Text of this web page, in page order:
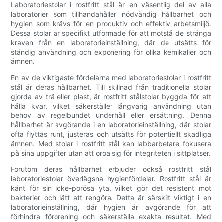
Laboratoriestolar i rostfritt stål är en väsentlig del av alla
laboratorier som tillhandahåller nödvändig hållbarhet och
hygien som krävs för en produktiv och effektiv arbetsmiljö.
Dessa stolar är specifikt utformade för att motstå de stränga
kraven från en laboratorieinställning, där de utsätts för
ständig användning och exponering för olika kemikalier och
ämnen.
En av de viktigaste fördelarna med laboratoriestolar i rostfritt
stål är deras hållbarhet. Till skillnad från traditionella stolar
gjorda av trä eller plast, är rostfritt stålstolar byggda för att
hålla kvar, vilket säkerställer långvarig användning utan
behov av regelbundet underhåll eller ersättning. Denna
hållbarhet är avgörande i en laboratorieinställning, där stolar
ofta flyttas runt, justeras och utsätts för potentiellt skadliga
ämnen. Med stolar i rostfritt stål kan labbarbetare fokusera
på sina uppgifter utan att oroa sig för integriteten i sittplatser.
Förutom deras hållbarhet erbjuder också rostfritt stål
laboratoriestolar överlägsna hygienfördelar. Rostfritt stål är
känt för sin icke-porösa yta, vilket gör det resistent mot
bakterier och lätt att rengöra. Detta är särskilt viktigt i en
laboratorieinställning, där hygien är avgörande för att
förhindra förorening och säkerställa exakta resultat. Med